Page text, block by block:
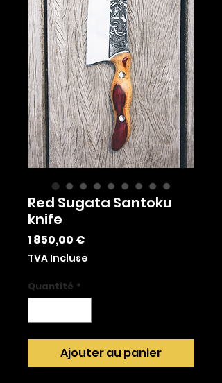
Red Sugata Santoku
knife
1 850,00 €
TVA Incluse
Quantité *
Ajouter au panier